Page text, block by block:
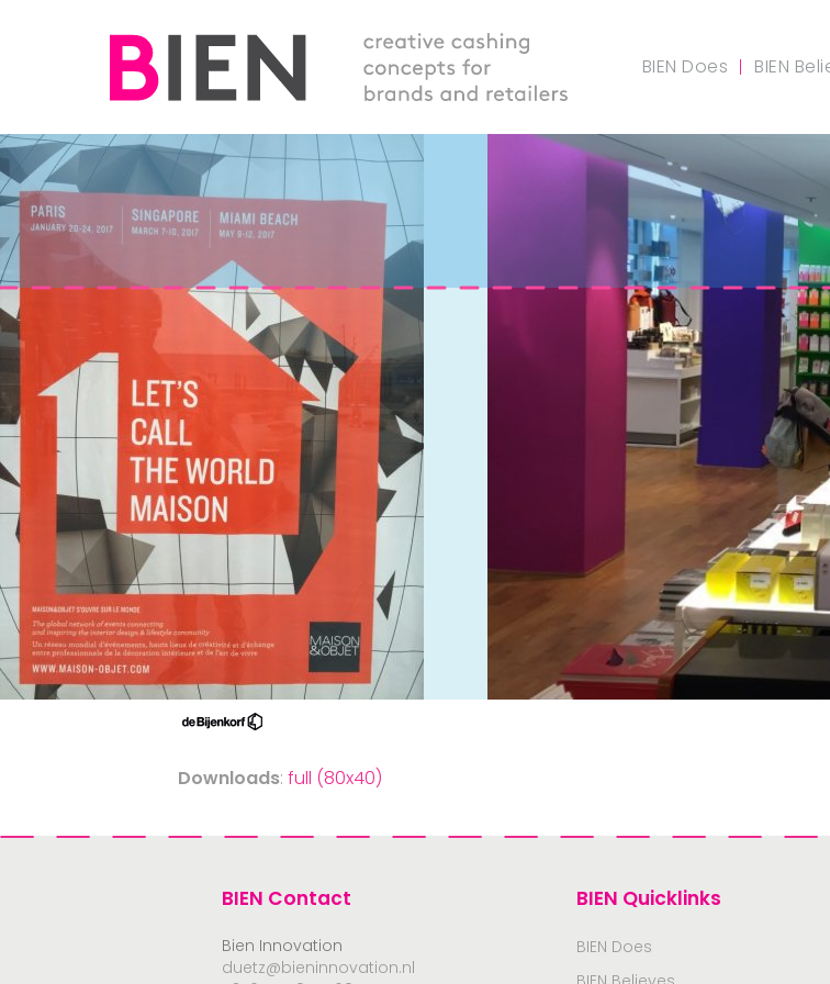
BIEN Does BIEN
Downloads: full (80x40)
BIEN Contact
Bien Innovation
duetz@bieninnovation.nl
BIEN Quicklinks
BIEN Does